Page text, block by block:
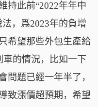
持此前“2022年年中
，爲2023年的負增
希望那些外包生產給
車的情況，比如一下
問題已經一年半了，
致漲價超預期，希望